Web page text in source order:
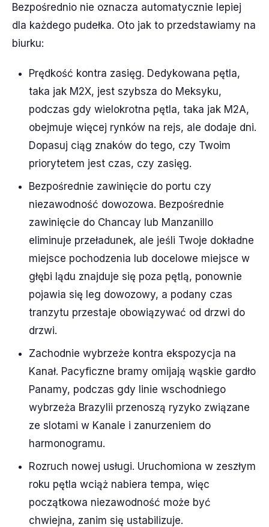
Bezpośrednio nie oznacza automatycznie lepiej
dla każdego pudełka. Oto jak to przedstawiamy na
biurku:
Prędkość kontra zasięg. Dedykowana pętla,
taka jak M2X, jest szybsza do Meksyku,
podczas gdy wielokrotna pętla, taka jak M2A,
obejmuje więcej rynków na rejs, ale dodaje dni.
Dopasuj ciąg znaków do tego, czy Twoim
priorytetem jest czas, czy zasięg.
Bezpośrednie zawinięcie do portu czy
niezawodność dowozowa. Bezpośrednie
zawinięcie do Chancay lub Manzanillo
eliminuje przeładunek, ale jeśli Twoje dokładne
miejsce pochodzenia lub docelowe miejsce w
głębi lądu znajduje się poza pętlą, ponownie
pojawia się leg dowozowy, a podany czas
tranzytu przestaje obowiązywać od drzwi do
drzwi.
Zachodnie wybrzeże kontra ekspozycja na
Kanał. Pacyficzne bramy omijają wąskie gardło
Panamy, podczas gdy linie wschodniego
wybrzeża Brazylii przenoszą ryzyko związane
ze slotami w Kanale i zanurzeniem do
harmonogramu.
Rozruch nowej usługi. Uruchomiona w zeszłym
roku pętla wciąż nabiera tempa, więc
początkowa niezawodność może być
chwiejna, zanim się ustabilizuje.